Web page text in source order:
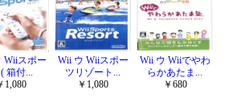
Wiiスポー
箱付...
1,080
Wii ウ Wiiスポー
ツリゾート...
￥1,080
Wii ウ Wiiでやわ
らかあたま...
￥680